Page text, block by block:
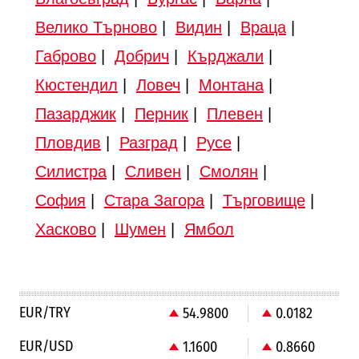
Велико Търново| Видин Враца|
Габрово| Добрич Кърджали
Кюстендил
Ловеч Монтана|
Пазарджик| Перник| Плевен
Пловдив
Разград Русе|
Силистра| Сливен Смолян
София
Стара Загора| Търговище|
Хасково| Шумен Ямбол
EUR/TRY 54.9800
0.0182
EUR/USD
1.1600 0.8660